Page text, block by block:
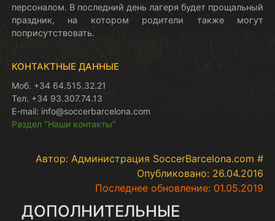
персоналом. В последний день лагеря будет прощальный
праздник, на котором родители также могут
поприсутствовать.
КОНТАКТНЫЕ ДАННЫЕ
Моб. +34 64.515.32.21
Тел. +34 93.307.74.13
E-mail: info@soccerbarcelona.com
Раздел "Наши контакты"
Автор: Администрация SoccerBarcelona.com #
Опубликовано: 26.04.2016
Последнее обновление: 01.05.2019
ДОПОЛНИТЕЛЬНЫЕ